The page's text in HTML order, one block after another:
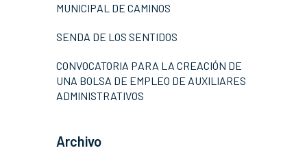
MUNICIPAL DE CAMINOS
SENDA DE LOS SENTIDOS
CONVOCATORIA PARA LA CREACIÓN DE
UNA BOLSA DE EMPLEO DE AUXILIARES
ADMINISTRATIVOS
Archivo